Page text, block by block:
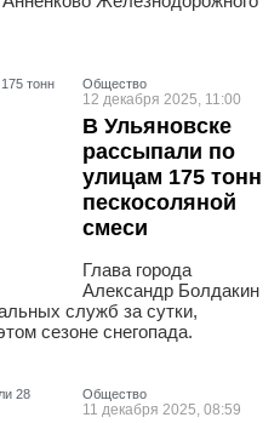
Общество
12 декабря 2025, 11:00
В Ульяновске
рассыпали по
улицам 175 тонн
пескосоляной
смеси
Глава города
Александр Болдакин
служб за сутки,
сезоне снегопада.
Общество
11 декабря 2025, 08:59